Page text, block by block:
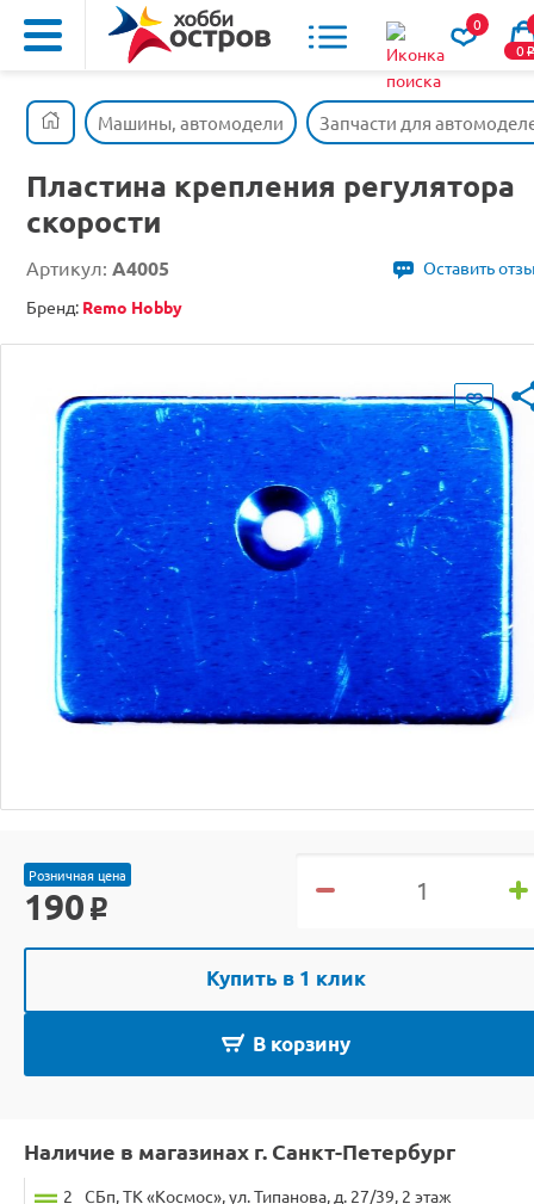
0
0o
Машины, автомодели Запчасти для
Пластина крепления регулятора
скорости
Артикул: A4005
Оставить
Бренд: Remo Hobby
Розничная цена
190 o
Купить в 1 клик
В корзину
Наличие в магазинах г. Санкт-Петербург
2 СБп, ТК «Космос», ул. Типанова, д. 27/39, 2 этаж